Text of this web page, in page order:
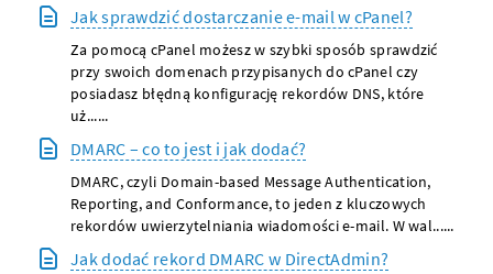
Jak sprawdzić dostarczanie e-mail w cPanel?
Za pomocą cPanel możesz w szybki sposób sprawdzić
przy swoich domenach przypisanych do cPanel czy
posiadasz błędną konfigurację rekordów DNS, które
uż......
DMARC – co to jest i jak dodać?
DMARC, czyli Domain-based Message Authentication,
Reporting, and Conformance, to jeden z kluczowych
rekordów uwierzytelniania wiadomości e-mail. W wal......
Jak dodać rekord DMARC w DirectAdmin?